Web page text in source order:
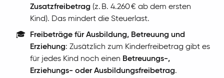
Zusatzfreibetrag (z. B. 4.260 € ab dem ersten
Kind). Das mindert die Steuerlast.
🎓
Freibeträge für Ausbildung, Betreuung und
Erziehung: Zusätzlich zum Kinderfreibetrag gibt es
für jedes Kind noch einen Betreuungs-,
Erziehungs- oder Ausbildungsfreibetrag.